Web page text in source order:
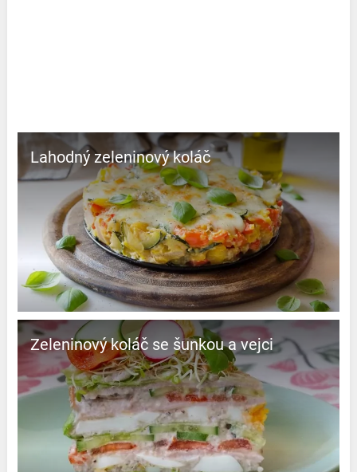
Lahodný zeleninový koláč
Zeleninový koláč se šunkou a vejci